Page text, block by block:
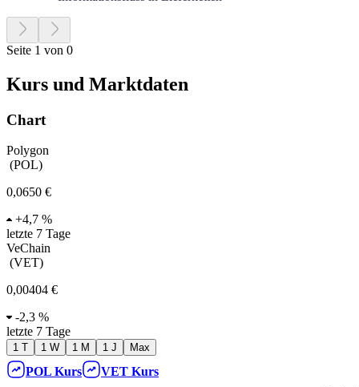
Seite 1 von 0
Kurs und Marktdaten
Chart
Polygon
(POL)
0,0650 €
+4,7 %
letzte 7 Tage
VeChain
(VET)
0,00404 €
-2,3 %
letzte 7 Tage
1 T 1 W 1 M 1 J Max
POL Kurs VET Kurs